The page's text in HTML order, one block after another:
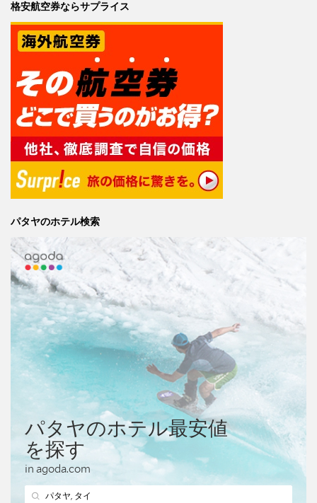
格安航空券ならサプライス
パタヤのホテル検索